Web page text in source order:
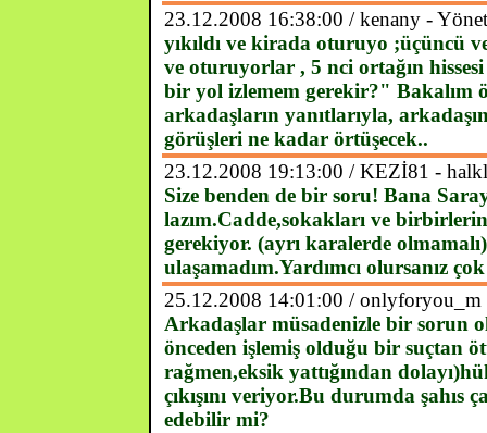
23.12.2008 16:38:00 / kenany -
yıkıldı ve kirada oturuyo ;üçüncü
ve oturuyorlar , 5 nci ortağın
bir yol izlemem gerekir?"
arkadaşların yanıtlarıyla,
görüşleri ne kadar örtüşecek..
23.12.2008 19:13:00 / KEZİ81 -
Size benden de bir soru! Bana
lazım.Cadde,sokakları ve
gerekiyor. (ayrı karalerde
ulaşamadım.Yardımcı olursanız
25.12.2008 14:01:00 / onlyforyou_m
Arkadaşlar müsadenizle bir sorun
önceden işlemiş olduğu bir suçtan
rağmen,eksik yattığından
çıkışını veriyor.Bu durumda şahıs
edebilir mi?